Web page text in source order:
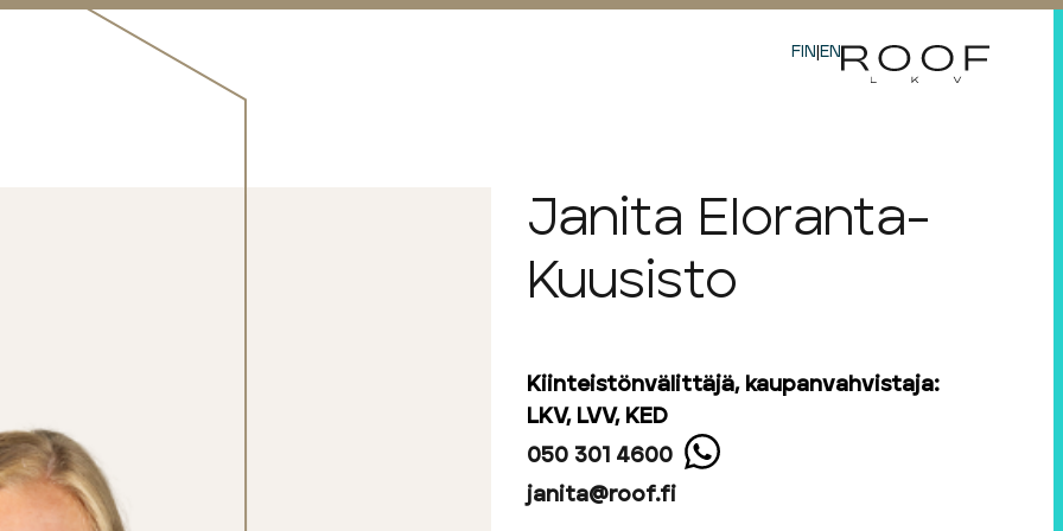
FIN EN
Janita Eloranta-
Kuusisto
Kiinteistönvälittäjä, kaupanvahvistaja:
LKV, LVV, KED
050 301 4600
janita@roof.fi